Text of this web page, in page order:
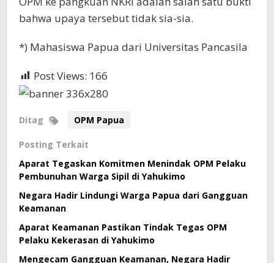
bahwa upaya tersebut tidak sia-sia.
*) Mahasiswa Papua dari Universitas Pancasila
Post Views: 166
Ditag OPM Papua
Posting Terkait
Aparat Tegaskan Komitmen Menindak OPM Pelaku
Pembunuhan Warga Sipil di Yahukimo
Negara Hadir Lindungi Warga Papua dari Gangguan
Keamanan
Aparat Keamanan Pastikan Tindak Tegas OPM
Pelaku Kekerasan di Yahukimo
Mengecam Gangguan Keamanan, Negara Hadir